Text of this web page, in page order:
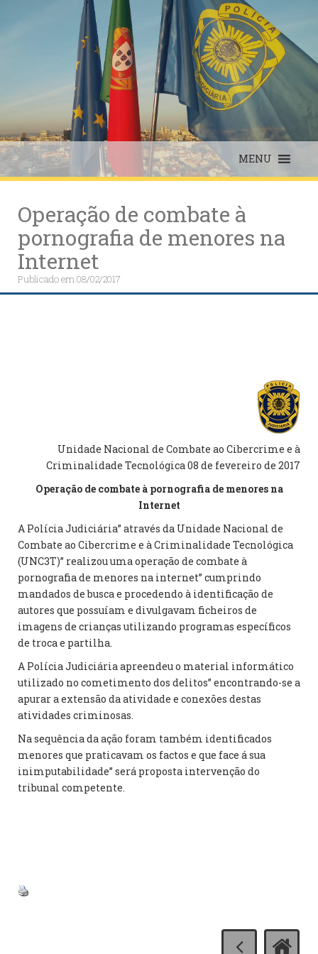
MENU
Operação de combate à
pornografia de menores na
Internet
Publicado em08/02/2017
Unidade Nacional de Combate ao Cibercrime e à
Criminalidade Tecnológica 08 de fevereiro de 2017
Operação de combate à pornografia de menores na
Internet
A Polícia Judiciária” através da Unidade Nacional de
Combate ao Cibercrime e à Criminalidade Tecnológica
(UNC3T)” realizou uma operação de combate à
pornografia de menores na internet” cumprindo
mandados de busca e procedendo à identificação de
autores que possuíam e divulgavam ficheiros de
imagens de crianças utilizando programas específicos
de troca e partilha.
A Polícia Judiciária apreendeu o material informático
utilizado no cometimento dos delitos” encontrando-se a
apurar a extensão da atividade e conexões destas
atividades criminosas.
Na sequência da ação foram também identificados
menores que praticavam os factos e que face á sua
inimputabilidade” será proposta intervenção do
tribunal competente.